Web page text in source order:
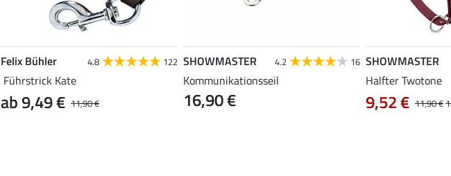
Felix Bühler 4.8 122
Führstrick Kate
11,90 €
ab 9,49 €
SHOWMASTER 4.2 16
Kommunikationsseil
16,90 €
SHOWMASTER
Halfter Twotone
11,90 €
9,52 €